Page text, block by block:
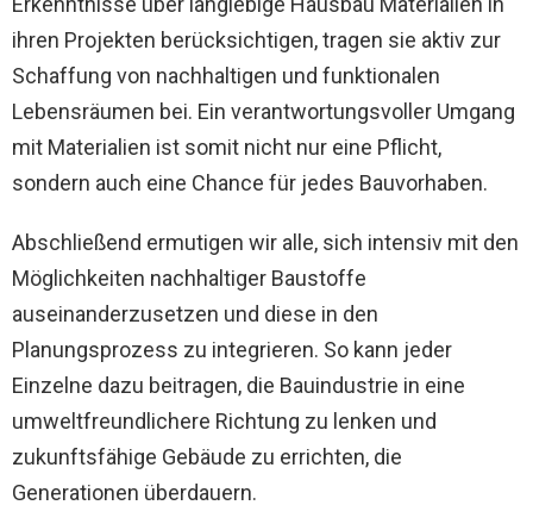
ihren Projekten berücksichtigen, tragen sie aktiv zur
Schaffung von nachhaltigen und funktionalen
Lebensräumen bei. Ein verantwortungsvoller Umgang
mit Materialien ist somit nicht nur eine Pflicht,
sondern auch eine Chance für jedes Bauvorhaben.
Abschließend ermutigen wir alle, sich intensiv mit den
Möglichkeiten nachhaltiger Baustoffe
auseinanderzusetzen und diese in den
Planungsprozess zu integrieren. So kann jeder
Einzelne dazu beitragen, die Bauindustrie in eine
umweltfreundlichere Richtung zu lenken und
zukunftsfähige Gebäude zu errichten, die
Generationen überdauern.